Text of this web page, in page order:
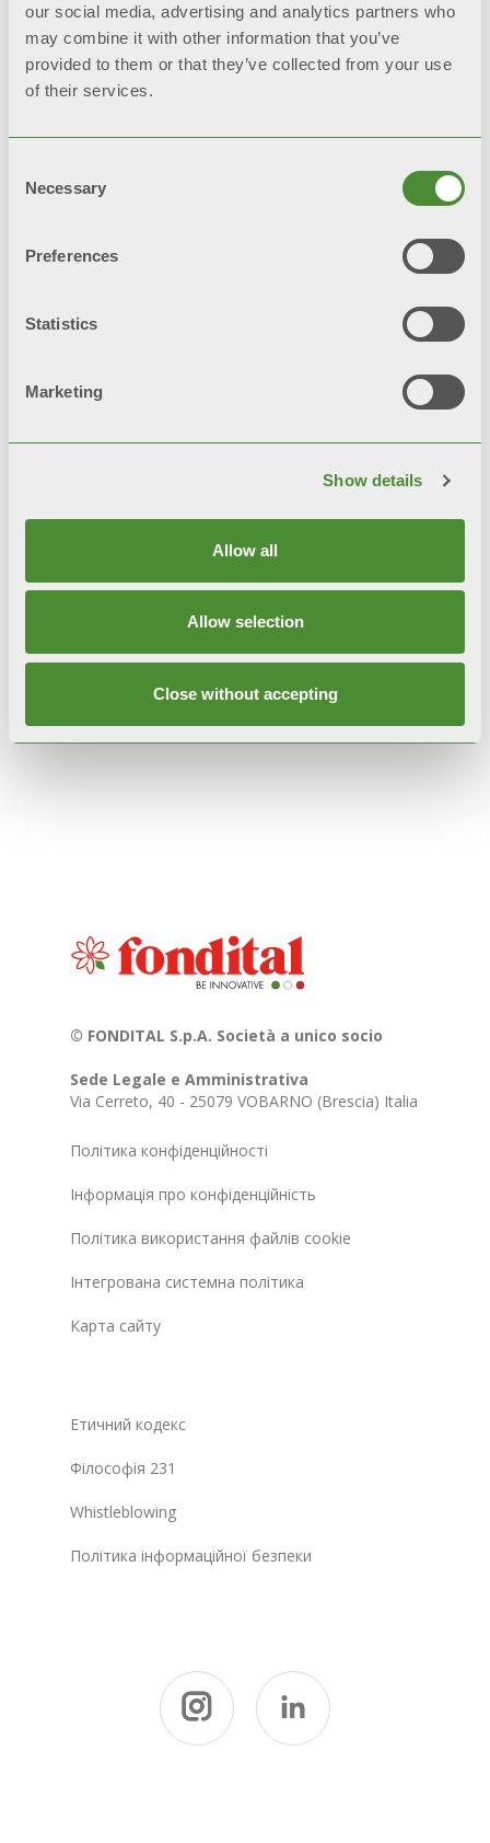
our social media, advertising and analytics partners who
may combine it with other information that you’ve
provided to them or that they’ve collected from your use
of their services.
Selection
Necessary
Preferences
Statistics
Marketing
Show details
Allow all
Allow selection
Close without accepting
Висока стійкість до корозії
Подвійне покриття для міцної
НАДІСЛАТИ ЗАПИТ
Опис
Технічні дані
Документація
© FONDITAL S.p.A. Società a unico socio
Sede Legale e Amministrativa
Via Cerreto, 40 - 25079 VOBARNO (Brescia) Italia
Політика конфіденційності
Інформація про конфіденційність
Політика використання файлів cookie
Інтегрована системна політика
Карта сайту
Етичний кодекс
Філософія 231
Whistleblowing
Політика інформаційної безпеки